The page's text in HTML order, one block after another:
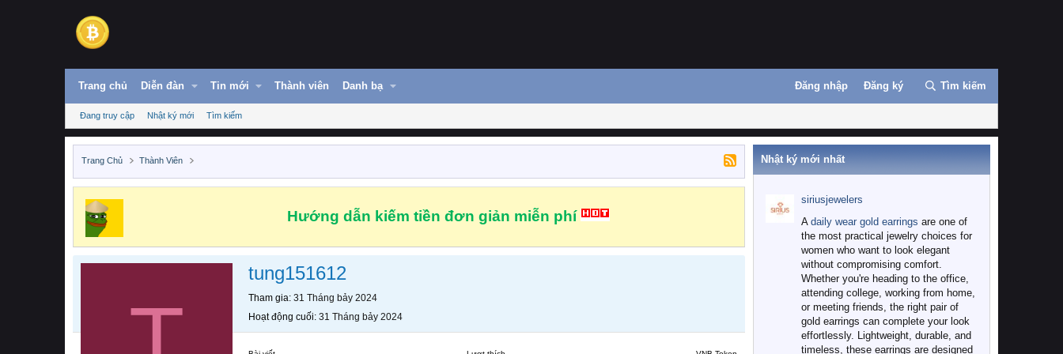
Trang chủ Diễn đàn Tin mới Thành viên Danh bạ Đăng nhập Đăng ký Tìm kiếm
Đang truy cập Nhật ký mới Tìm kiếm
Trang Chủ Thành Viên
Hướng dẫn kiếm tiền đơn giản miễn phí
tung151612
Tham gia 31 Tháng bảy 2024
Hoạt động cuối 31 Tháng bảy 2024
Nhật ký mới nhất
siriusjewelers
A daily wear gold earrings are one of
the most practical jewelry choices for
women who want to look elegant
without compromising comfort.
Whether you're heading to the office,
attending college, working from home,
or meeting friends, the right pair of
gold earrings can complete your look
effortlessly. Lightweight, durable, and
timeless, these earrings are designed